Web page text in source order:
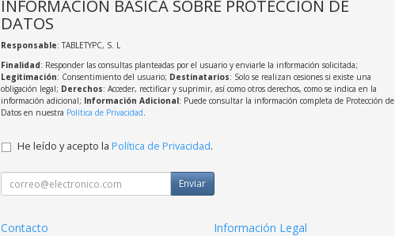
INFORMACIÓN BÁSICA SOBRE PROTECCIÓN DE
DATOS
Responsable: TABLETYPC, S. L
Finalidad: Responder las consultas planteadas por el usuario y enviarle la información solicitada;
Legitimación: Consentimiento del usuario; Destinatarios: Solo se realizan cesiones si existe una
obligación legal; Derechos: Acceder, rectificar y suprimir, así como otros derechos, como se indica en la
información adicional; Información Adicional: Puede consultar la información completa de Protección de
Datos en nuestra Política de Privacidad.
He leído y acepto la Política de Privacidad.
Enviar
Contacto Información Legal